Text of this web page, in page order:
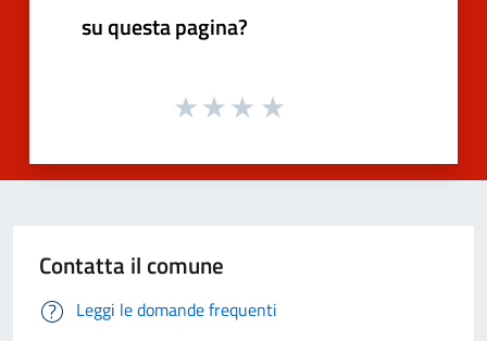
su questa pagina?
Contatta il comune
Leggi le domande frequenti